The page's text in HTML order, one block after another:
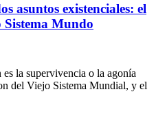
asuntos existenciales: el
Mundo
la supervivencia o la agonía
del Viejo Sistema Mundial, y el